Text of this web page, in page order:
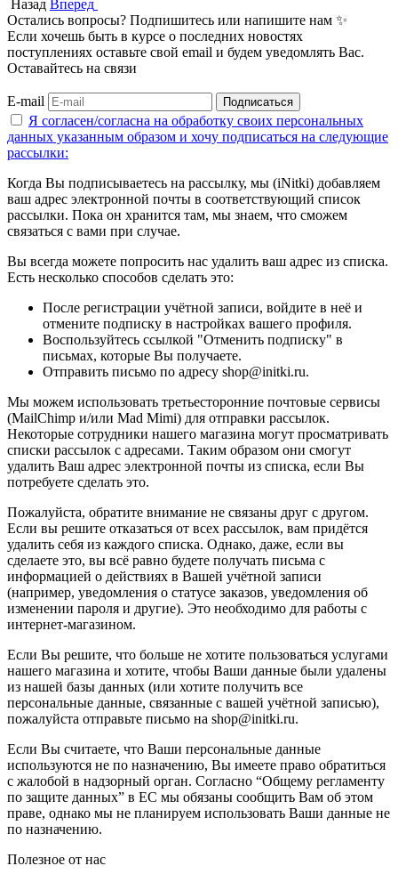
Назад Вперед
Остались вопросы? Подпишитесь или напишите нам ✨
Если хочешь быть в курсе о последних новостях
поступлениях оставьте свой email и будем уведомлять Вас.
Оставайтесь на связи
E-mail Подписаться
Я согласен/согласна на обработку своих персональных
данных указанным образом и хочу подписаться на следующие
рассылки:
Когда Вы подписываетесь на рассылку, мы (iNitki) добавляем
ваш адрес электронной почты в соответствующий список
рассылки. Пока он хранится там, мы знаем, что сможем
связаться с вами при случае.
Вы всегда можете попросить нас удалить ваш адрес из списка.
Есть несколько способов сделать это:
После регистрации учётной записи, войдите в неё и
отмените подписку в настройках вашего профиля.
Воспользуйтесь ссылкой "Отменить подписку" в
письмах, которые Вы получаете.
Отправить письмо по адресу shop@initki.ru.
Мы можем использовать третьесторонние почтовые сервисы
(MailChimp и/или Mad Mimi) для отправки рассылок.
Некоторые сотрудники нашего магазина могут просматривать
списки рассылок с адресами. Таким образом они смогут
удалить Ваш адрес электронной почты из списка, если Вы
потребуете сделать это.
Пожалуйста, обратите внимание не связаны друг с другом.
Если вы решите отказаться от всех рассылок, вам придётся
удалить себя из каждого списка. Однако, даже, если вы
сделаете это, вы всё равно будете получать письма с
информацией о действиях в Вашей учётной записи
(например, уведомления о статусе заказов, уведомления об
изменении пароля и другие). Это необходимо для работы с
интернет-магазином.
Если Вы решите, что больше не хотите пользоваться услугами
нашего магазина и хотите, чтобы Ваши данные были удалены
из нашей базы данных (или хотите получить все
персональные данные, связанные с вашей учётной записью),
пожалуйста отправьте письмо на shop@initki.ru.
Если Вы считаете, что Ваши персональные данные
используются не по назначению, Вы имеете право обратиться
с жалобой в надзорный орган. Согласно “Общему регламенту
по защите данных” в ЕС мы обязаны сообщить Вам об этом
праве, однако мы не планируем использовать Ваши данные не
по назначению.
Полезное от нас